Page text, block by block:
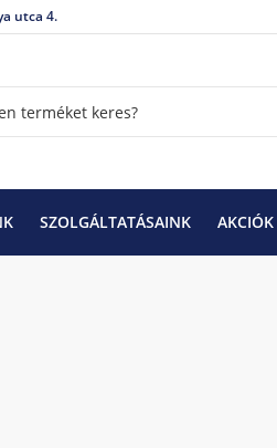
utca 4.
SZOLGÁLTATÁSAINK AKCIÓK